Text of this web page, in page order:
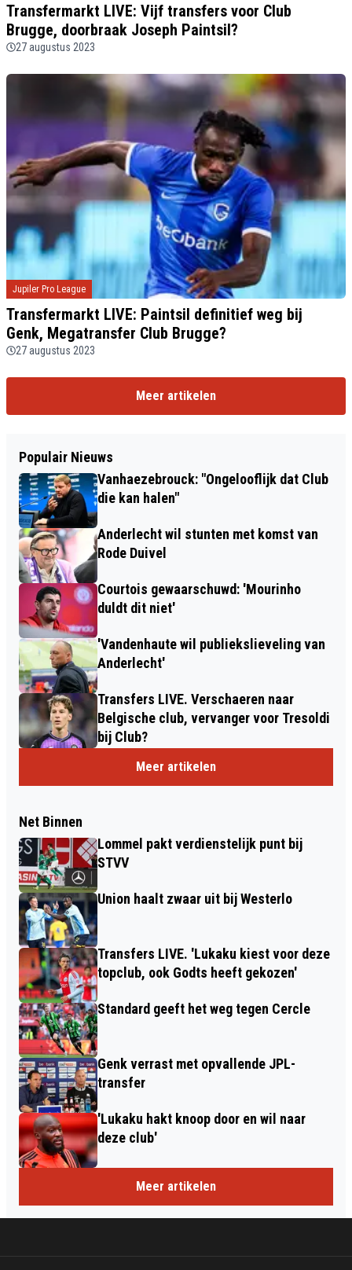
Transfermarkt LIVE: Vijf transfers voor Club
Brugge, doorbraak Joseph Paintsil?
27 augustus 2023
Jupiler Pro League
Transfermarkt LIVE: Paintsil definitief weg bij
Genk, Megatransfer Club Brugge?
27 augustus 2023
Meer artikelen
Populair Nieuws
Vanhaezebrouck: "Ongelooflijk dat Club
die kan halen"
Anderlecht wil stunten met komst van
Rode Duivel
Courtois gewaarschuwd: 'Mourinho
duldt dit niet'
'Vandenhaute wil publiekslieveling van
Anderlecht'
Transfers LIVE. Verschaeren naar
Belgische club, vervanger voor Tresoldi
bij Club?
Meer artikelen
Net Binnen
Lommel pakt verdienstelijk punt bij
STVV
Union haalt zwaar uit bij Westerlo
Transfers LIVE. 'Lukaku kiest voor deze
topclub, ook Godts heeft gekozen'
Standard geeft het weg tegen Cercle
Genk verrast met opvallende JPL-
transfer
'Lukaku hakt knoop door en wil naar
deze club'
Meer artikelen